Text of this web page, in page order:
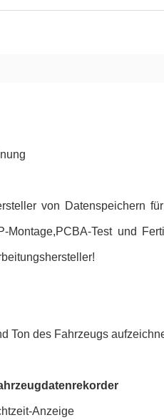
von Datenspeichern
Test und
Ton des Fahrzeugs
Anzeige